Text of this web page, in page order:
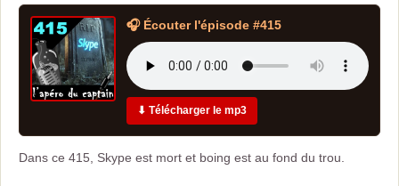
🎧 Écouter l'épisode #415
⬇ Télécharger le mp3
Dans ce 415, Skype est mort et boing est au fond du trou.